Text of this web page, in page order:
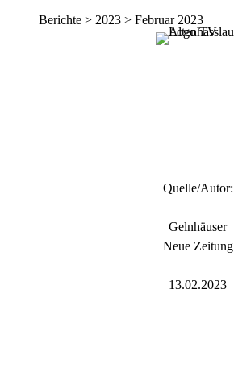
Berichte > 2023 > Februar 2023
Quelle/Autor:
Gelnhäuser
Neue Zeitung
13.02.2023